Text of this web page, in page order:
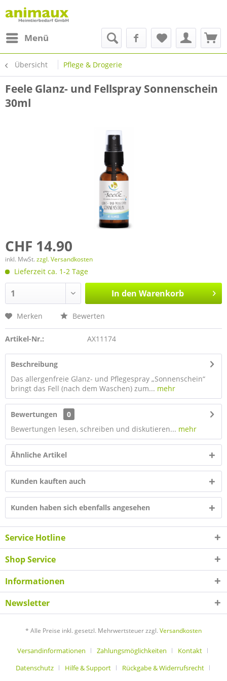
Menü
Übersicht Pflege & Drogerie
Feele Glanz- und Fellspray Sonnenschein
30ml
CHF 14.90
inkl. MwSt. zzgl. Versandkosten
Lieferzeit ca. 1-2 Tage
In den Warenkorb
Merken Bewerten
Artikel-Nr.: AX11174
Beschreibung
Das allergenfreie Glanz- und Pflegespray „Sonnenschein“
bringt das Fell (nach dem Waschen) zum... mehr
Bewertungen
0
Bewertungen lesen, schreiben und diskutieren... mehr
Ähnliche Artikel
Kunden kauften auch
Kunden haben sich ebenfalls angesehen
Service Hotline
Shop Service
Informationen
Newsletter
* Alle Preise inkl. gesetzl. Mehrwertsteuer zzgl. Versandkosten
Versandinformationen Zahlungsmöglichkeiten
Kontakt
Datenschutz
Hilfe & Support
Rückgabe & Widerrufsrecht